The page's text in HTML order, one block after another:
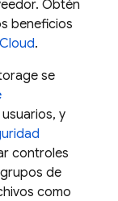
Obtén
beneficios
.
se
y
controles
de
como